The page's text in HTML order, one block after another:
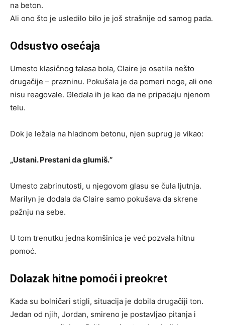
na beton.
Ali ono što je usledilo bilo je još strašnije od samog pada.
Odsustvo osećaja
Umesto klasičnog talasa bola, Claire je osetila nešto
drugačije – prazninu. Pokušala je da pomeri noge, ali one
nisu reagovale. Gledala ih je kao da ne pripadaju njenom
telu.
Dok je ležala na hladnom betonu, njen suprug je vikao:
„Ustani. Prestani da glumiš.“
Umesto zabrinutosti, u njegovom glasu se čula ljutnja.
Marilyn je dodala da Claire samo pokušava da skrene
pažnju na sebe.
U tom trenutku jedna komšinica je već pozvala hitnu
pomoć.
Dolazak hitne pomoći i preokret
Kada su bolničari stigli, situacija je dobila drugačiji ton.
Jedan od njih, Jordan, smireno je postavljao pitanja i